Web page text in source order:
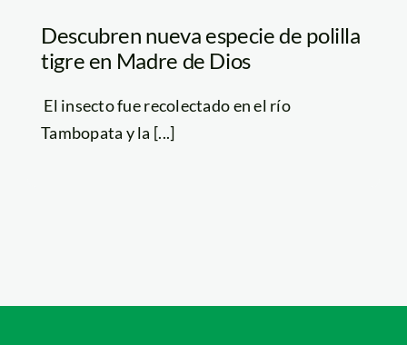
Descubren nueva especie de polilla
tigre en Madre de Dios
El insecto fue recolectado en el río
Tambopata y la [...]